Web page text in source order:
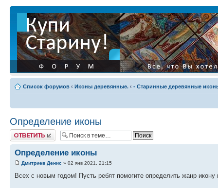
Список форумов ‹ Иконы деревянные. ‹ - Старинные деревянные
Определение иконы
Ответить
Определение иконы
Дмитриев Денис » 02 янв 2021, 21:15
Всех с новым годом! Пусть ребят помогите определить жанр икону